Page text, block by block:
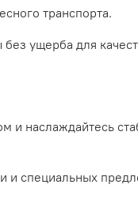
транспорта.
ущерба для
наслаждайтесь
специальных